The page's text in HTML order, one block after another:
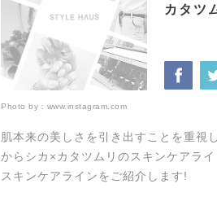
カタツ
Photo by： www.instagram.com
肌本来の美しさを引き出すことを重視
からシカ×カタツムリのスキンケアラ
スキンケアラインをご紹介します!